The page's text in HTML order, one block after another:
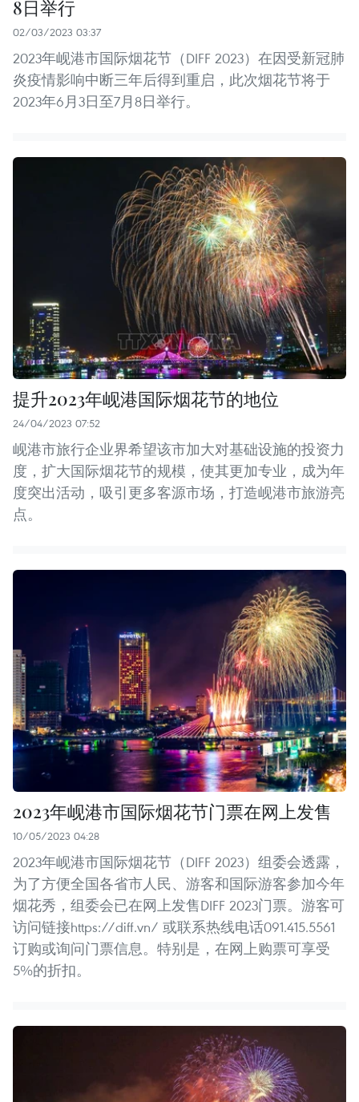
8日举行
02/03/2023 03:37
2023年岘港市国际烟花节（DIFF 2023）在因受新冠肺
炎疫情影响中断三年后得到重启，此次烟花节将于
2023年6月3日至7月8日举行。
提升2023年岘港国际烟花节的地位
24/04/2023 07:52
岘港市旅行企业界希望该市加大对基础设施的投资力
度，扩大国际烟花节的规模，使其更加专业，成为年
度突出活动，吸引更多客源市场，打造岘港市旅游亮
点。
2023年岘港市国际烟花节门票在网上发售
10/05/2023 04:28
2023年岘港市国际烟花节（DIFF 2023）组委会透露，
为了方便全国各省市人民、游客和国际游客参加今年
烟花秀，组委会已在网上发售DIFF 2023门票。游客可
访问链接https://diff.vn/ 或联系热线电话091.415.5561
订购或询问门票信息。特别是，在网上购票可享受
5%的折扣。